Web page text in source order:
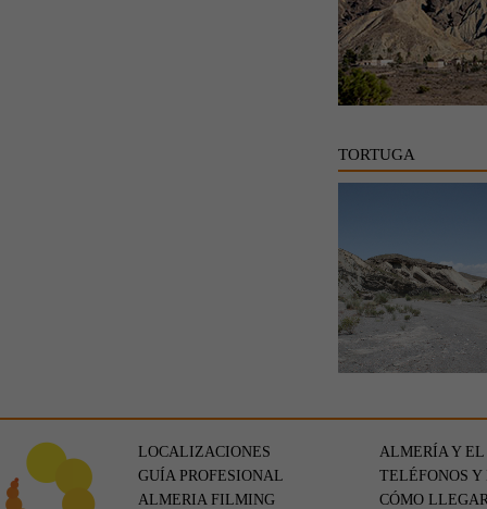
TORTUGA
LOCALIZACIONES
GUÍA PROFESIONAL
ALMERIA FILMING
ALMERÍA Y EL
TELÉFONOS Y
CÓMO